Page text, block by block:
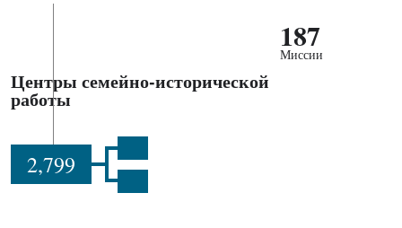
187
Миссии
Центры семейно-исторической
работы
2,799